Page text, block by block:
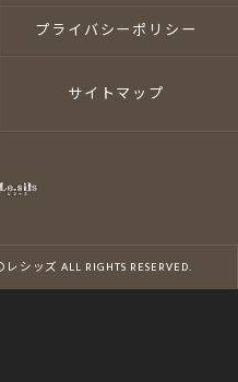
プライバシーポリシー
サイトマップ
ッズ ALL RIGHTS RESERVED.